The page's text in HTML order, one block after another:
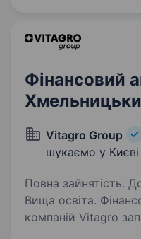
Фінансовий
Vitagro Group
шукаємо у Києві
Повна зайнятість.
Вища освіта. Фінансовий аналітик Група
компаній Vitagro